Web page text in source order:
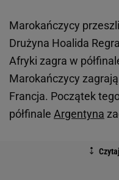
Marokańczycy
Drużyna Hoalida
Afryki zagra w
Marokańczycy
Francja. Początek
półfinale Argentyna